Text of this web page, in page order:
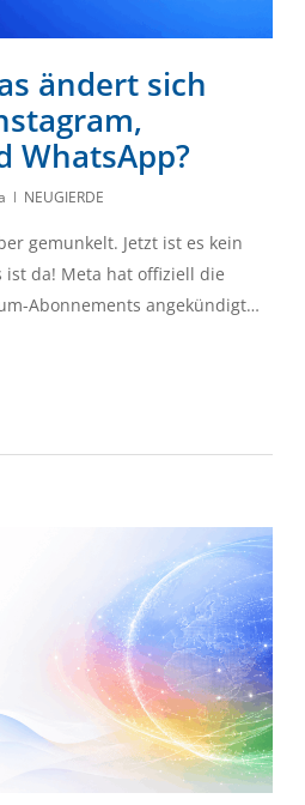
ändert sich
WhatsApp?
NEUGIERDE
gemunkelt. Jetzt ist es kein
ist da! Meta hat offiziell die
Abonnements angekündigt…